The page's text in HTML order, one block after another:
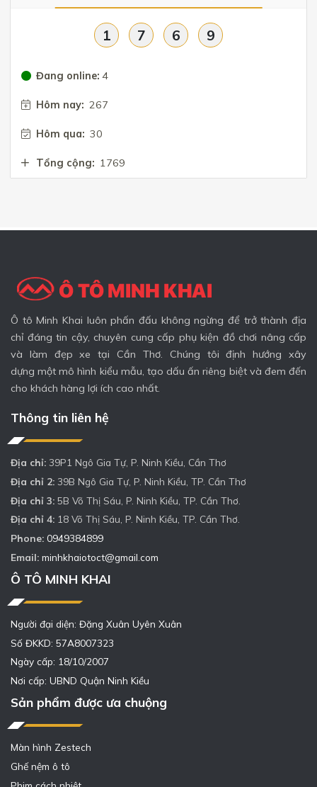
1 7 6 9
Đang online: 4
Hôm nay: 267
Hôm qua: 30
Tổng cộng: 1769
Ô tô Minh Khai luôn phấn đấu không ngừng để trở thành địa
chỉ đáng tin cậy, chuyên cung cấp phụ kiện đồ chơi nâng cấp
và làm đẹp xe tại Cần Thơ. Chúng tôi định hướng xây
dựng một mô hình kiểu mẫu, tạo dấu ấn riêng biệt và đem đến
cho khách hàng lợi ích cao nhất.
Thông tin liên hệ
Địa chỉ: 39P1 Ngô Gia Tự, P. Ninh Kiều, Cần Thơ
Địa chỉ 2: 39B Ngô Gia Tự, P. Ninh Kiều, TP. Cần Thơ
Địa chỉ 3: 5B Võ Thị Sáu, P. Ninh Kiều, TP. Cần Thơ.
Địa chỉ 4: 18 Võ Thị Sáu, P. Ninh Kiều, TP. Cần Thơ.
Phone: 0949384899
Email: minhkhaiotoct@gmail.com
Ô TÔ MINH KHAI
Người đại diện: Đặng Xuân Uyên Xuân
Số ĐKKD: 57A8007323
Ngày cấp: 18/10/2007
Nơi cấp: UBND Quận Ninh Kiều
Sản phẩm được ưa chuộng
Màn hình Zestech
Ghế nệm ô tô